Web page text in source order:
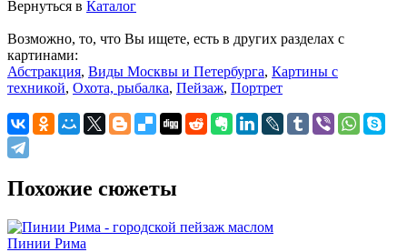
Вернуться в Каталог
Возможно, то, что Вы ищете, есть в других разделах с
картинами:
Абстракция, Виды Москвы и Петербурга, Картины с
техникой, Охота, рыбалка, Пейзаж, Портрет
Похожие сюжеты
Пинии Рима